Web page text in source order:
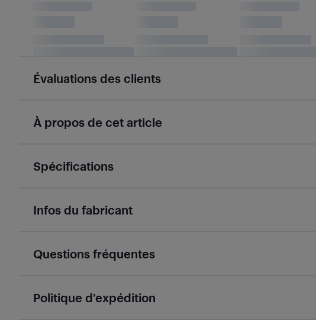
Évaluations des clients
À propos de cet article
Spécifications
Infos du fabricant
Questions fréquentes
Politique d’expédition